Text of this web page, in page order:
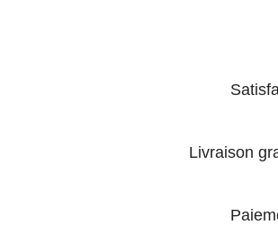
Livraison